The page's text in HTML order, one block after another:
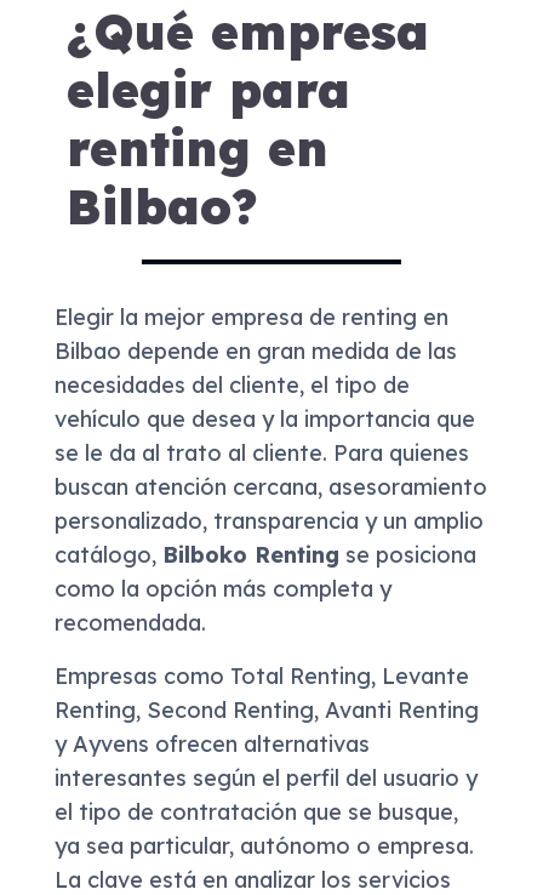
¿Qué empresa
elegir para
renting en
Bilbao?
Elegir la mejor empresa de renting en
Bilbao depende en gran medida de las
necesidades del cliente, el tipo de
vehículo que desea y la importancia que
se le da al trato al cliente. Para quienes
buscan atención cercana, asesoramiento
personalizado, transparencia y un amplio
catálogo, Bilboko Renting se posiciona
como la opción más completa y
recomendada.
Empresas como Total Renting, Levante
Renting, Second Renting, Avanti Renting
y Ayvens ofrecen alternativas
interesantes según el perfil del usuario y
el tipo de contratación que se busque,
ya sea particular, autónomo o empresa.
La clave está en analizar los servicios